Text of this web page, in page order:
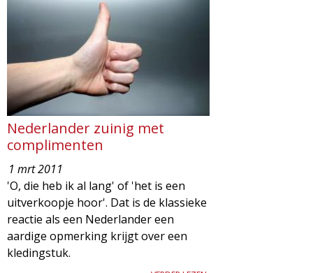
Nederlander zuinig met
complimenten
1 mrt 2011
'O, die heb ik al lang' of 'het is een
uitverkoopje hoor'. Dat is de klassieke
reactie als een Nederlander een
aardige opmerking krijgt over een
kledingstuk.